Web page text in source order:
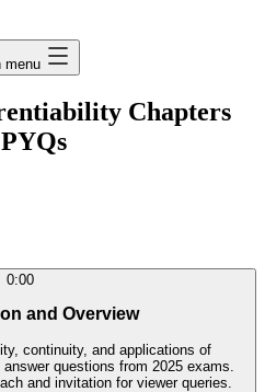
menu
Chapters
0:00
and Overview
continuity, and applications of
questions from 2025 exams.
and invitation for viewer queries.